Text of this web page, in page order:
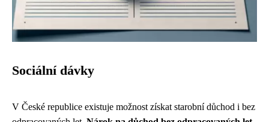
Sociální dávky
V České republice existuje možnost získat starobní důchod i bez